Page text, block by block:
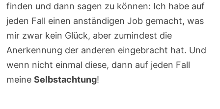
finden und dann sagen zu können: Ich habe auf
jeden Fall einen anständigen Job gemacht, was
mir zwar kein Glück, aber zumindest die
Anerkennung der anderen eingebracht hat. Und
wenn nicht einmal diese, dann auf jeden Fall
meineSelbstachtung!